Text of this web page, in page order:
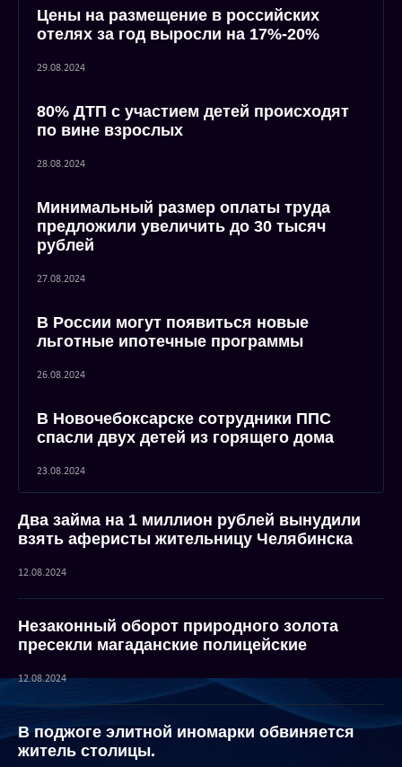
Цены на размещение в российских
отелях за год выросли на 17%-20%
29.08.2024
80% ДТП с участием детей происходят
по вине взрослых
28.08.2024
Минимальный размер оплаты труда
предложили увеличить до 30 тысяч
рублей
27.08.2024
В России могут появиться новые
льготные ипотечные программы
26.08.2024
В Новочебоксарске сотрудники ППС
спасли двух детей из горящего дома
23.08.2024
Два займа на 1 миллион рублей вынудили
взять аферисты жительницу Челябинска
12.08.2024
Незаконный оборот природного золота
пресекли магаданские полицейские
12.08.2024
В поджоге элитной иномарки обвиняется
житель столицы.